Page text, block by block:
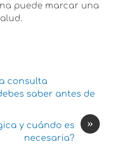
puede marcar una
consulta
saber antes de
»
y cuándo es
necesaria?